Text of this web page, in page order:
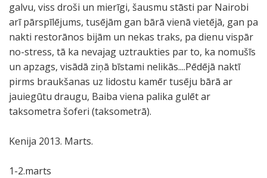
galvu, viss droši un mierīgi, šausmu stāsti par Nairobi
arī pārspīlējums, tusējām gan bārā vienā vietējā, gan pa
nakti restorānos bijām un nekas traks, pa dienu vispār
no-stress, tā ka nevajag uztraukties par to, ka nomušīs
un apzags, visādā ziņā bīstami nelikās....Pēdējā naktī
pirms braukšanas uz lidostu kamēr tusēju bārā ar
jauiegūtu draugu, Baiba viena palika gulēt ar
taksometra šoferi (taksometrā).
Kenija 2013. Marts.
1-2.marts